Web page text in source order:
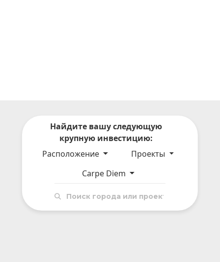
Найдите вашу следующую
крупную инвестицию:
Расположение
Проекты
Carpe Diem